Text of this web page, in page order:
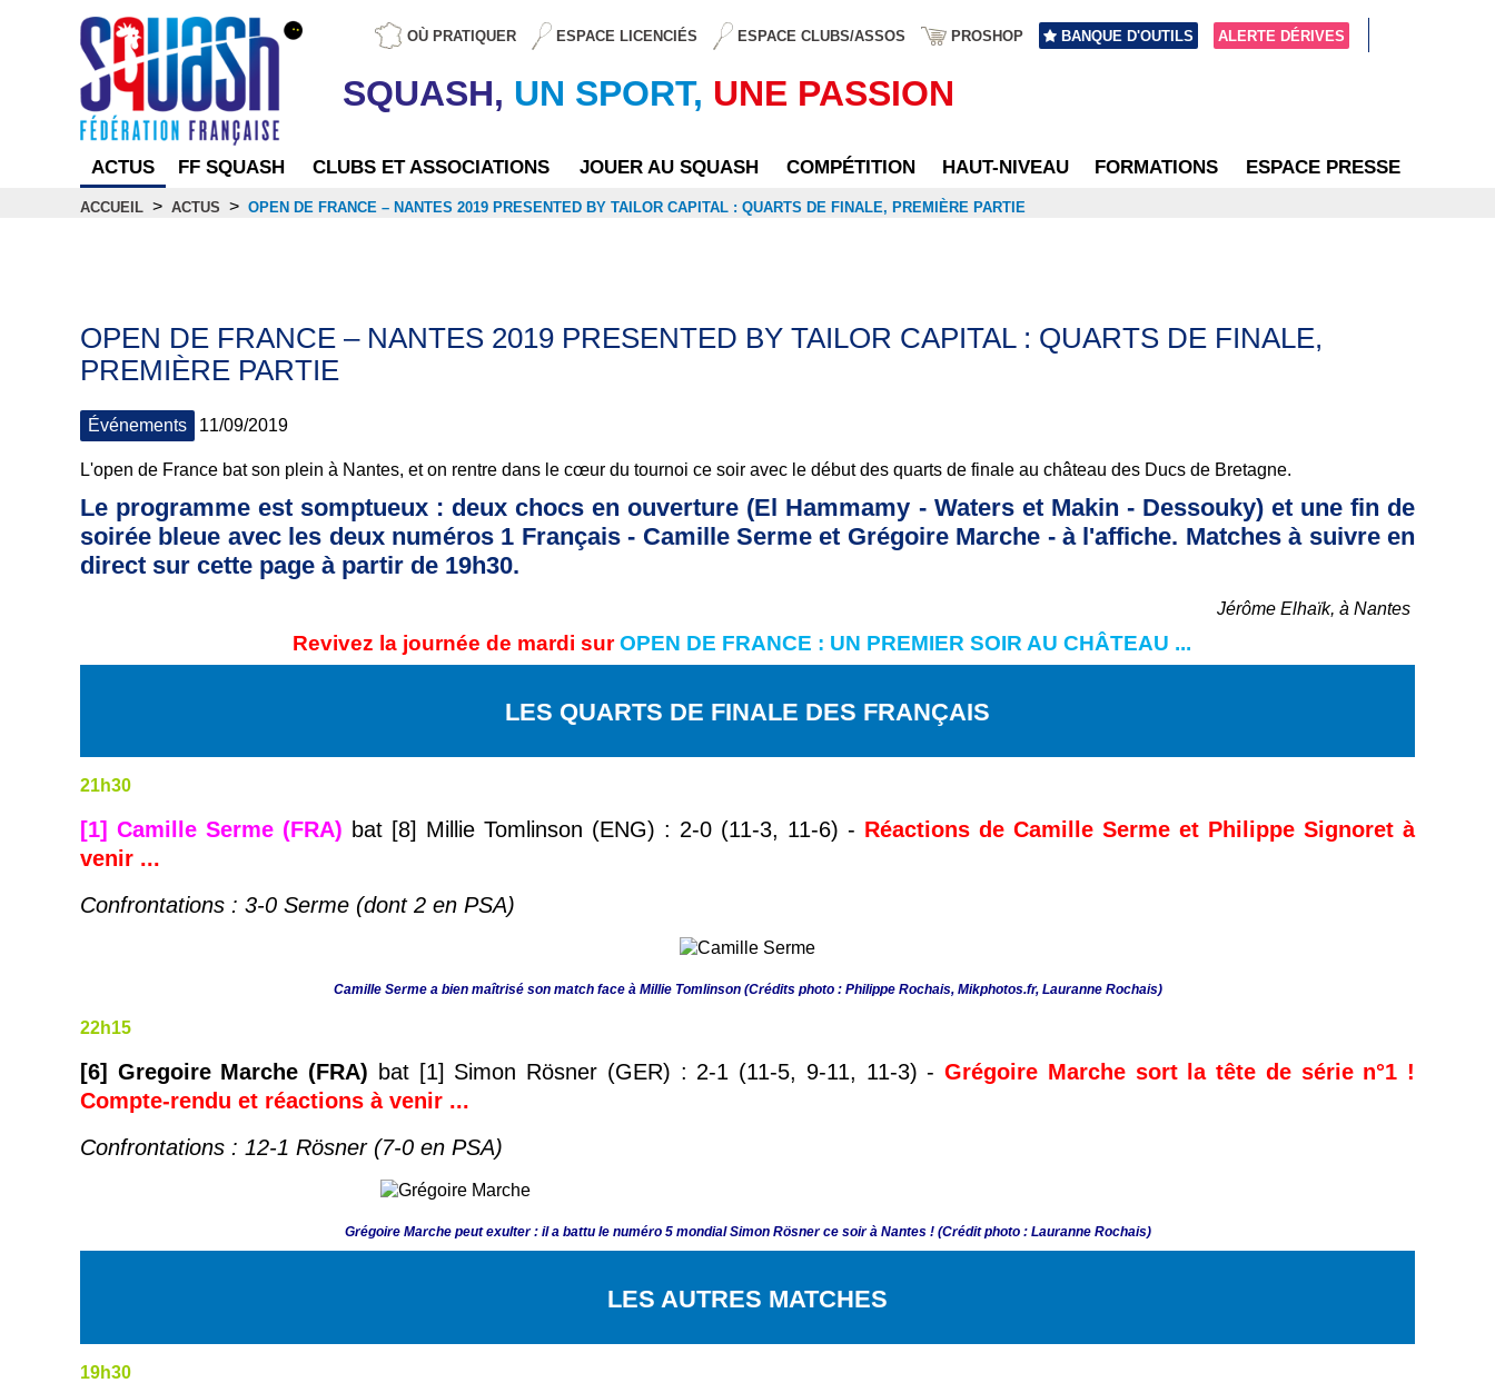
OÙ PRATIQUER ESPACE LICENCIÉS ESPACE CLUBS/ASSOS PROSHOP BANQUE D'OUTILS ALERTE DÉRIVES
SQUASH, UN SPORT, UNE PASSION
ACTUS FF SQUASH CLUBS ET ASSOCIATIONS JOUER AU SQUASH COMPÉTITION HAUT-NIVEAU FORMATIONS ESPACE PRESSE
ACCUEIL > ACTUS > OPEN DE FRANCE – NANTES 2019 PRESENTED BY TAILOR CAPITAL : QUARTS DE FINALE, PREMIÈRE PARTIE
OPEN DE FRANCE – NANTES 2019 PRESENTED BY TAILOR CAPITAL : QUARTS DE FINALE,
PREMIÈRE PARTIE
Événements 11/09/2019
L'open de France bat son plein à Nantes, et on rentre dans le cœur du tournoi ce soir avec le début des quarts de finale au château des Ducs de Bretagne.
Le programme est somptueux : deux chocs en ouverture (El Hammamy - Waters et Makin - Dessouky) et une fin de
soirée bleue avec les deux numéros 1 Français - Camille Serme et Grégoire Marche - à l'affiche. Matches à suivre en
direct sur cette page à partir de 19h30.
Jérôme Elhaïk, à Nantes
Revivez la journée de mardi surOPEN DE FRANCE : UN PREMIER SOIR AU CHÂTEAU ...
LES QUARTS DE FINALE DES FRANÇAIS
21h30
[1] Camille Serme (FRA) bat [8] Millie Tomlinson (ENG) : 2-0 (11-3, 11-6) - Réactions de Camille Serme et Philippe Signoret à
venir ...
Confrontations : 3-0 Serme (dont 2 en PSA)
Camille Serme a bien maîtrisé son match face à Millie Tomlinson (Crédits photo : Philippe Rochais, Mikphotos.fr, Lauranne Rochais)
22h15
[6] Gregoire Marche (FRA) bat [1] Simon Rösner (GER) : 2-1 (11-5, 9-11, 11-3) -Grégoire Marche sort la tête de série n°1 !
Compte-rendu et réactions à venir ...
Confrontations : 12-1 Rösner (7-0 en PSA)
Grégoire Marche peut exulter : il a battu le numéro 5 mondial Simon Rösner ce soir à Nantes ! (Crédit photo : Lauranne Rochais)
LES AUTRES MATCHES
19h30